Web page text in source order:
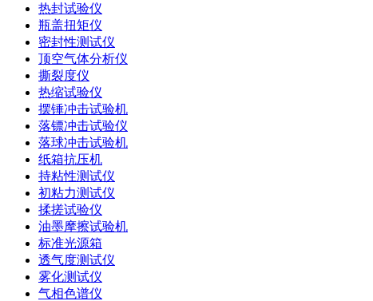
热封试验仪
瓶盖扭矩仪
密封性测试仪
顶空气体分析仪
撕裂度仪
热缩试验仪
摆锤冲击试验机
落镖冲击试验仪
落球冲击试验机
纸箱抗压机
持粘性测试仪
初粘力测试仪
揉搓试验仪
油墨摩擦试验机
标准光源箱
透气度测试仪
雾化测试仪
气相色谱仪